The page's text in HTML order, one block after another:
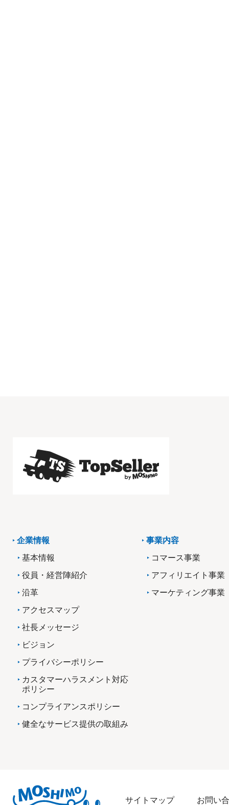
企業情報
基本情報
役員・経営陣紹介
沿革
アクセスマップ
社長メッセージ
ビジョン
プライバシーポリシー
カスタマーハラスメント対応
ポリシー
コンプライアンスポリシー
健全なサービス提供の取組み
事業内容
コマース事業
アフィリエイト事業
マーケティング事業
サイトマップ お問い